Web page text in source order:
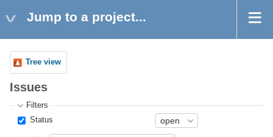
Jump to a project...
Tree view
Issues
Filters
Status